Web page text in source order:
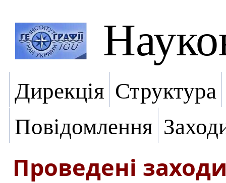
Дирекція Структура
Повідомлення
Проведені